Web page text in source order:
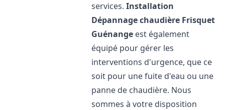
services.Installation
Dépannage chaudière Frisquet
Guénange est également
équipé pour gérer les
interventions d'urgence, que ce
soit pour une fuite d'eau ou une
panne de chaudière. Nous
sommes à votre disposition